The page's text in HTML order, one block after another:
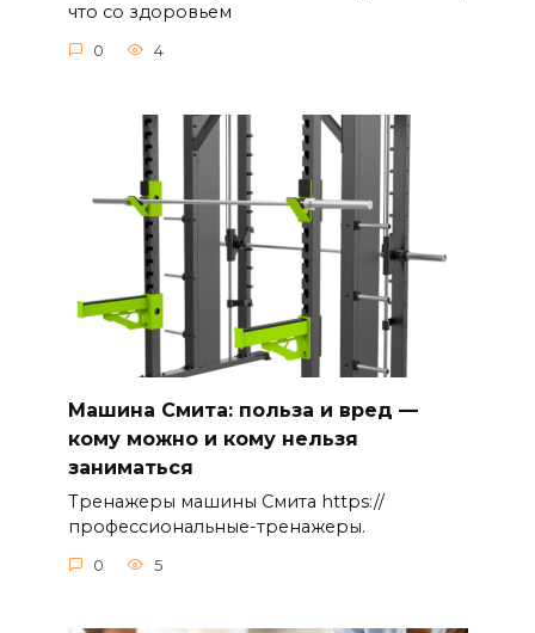
что со здоровьем
0 4
Машина Смита: польза и вред —
кому можно и кому нельзя
заниматься
Тренажеры машины Смита https://
профессиональные-тренажеры.
0 5